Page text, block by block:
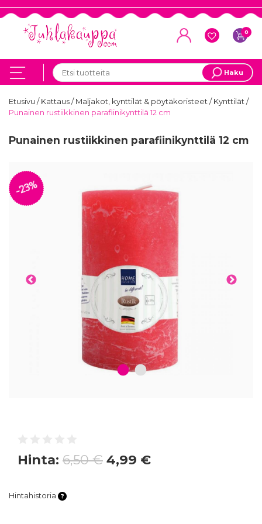
0
Haku
Etusivu /Kattaus/Maljakot, kynttilät & pöytäkoristeet/Kynttilät/
Punainen rustiikkinen parafiinikynttilä 12 cm
Punainen rustiikkinen parafiinikynttilä 12 cm
1 2
-23%
Hinta: 6,50 € 4,99 €
Hintahistoria